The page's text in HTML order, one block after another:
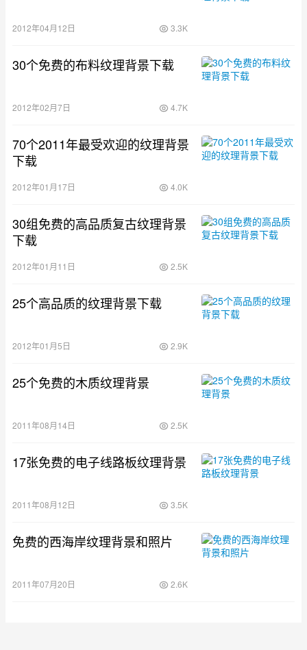
2012年04月12日 3.3K
30个免费的布料纹理背景下载
2012年02月7日 4.7K
70个2011年最受欢迎的纹理背景
下载
2012年01月17日 4.0K
30组免费的高品质复古纹理背景
下载
2012年01月11日 2.5K
25个高品质的纹理背景下载
2012年01月5日 2.9K
25个免费的木质纹理背景
2011年08月14日 2.5K
17张免费的电子线路板纹理背景
2011年08月12日 3.5K
免费的西海岸纹理背景和照片
2011年07月20日 2.6K